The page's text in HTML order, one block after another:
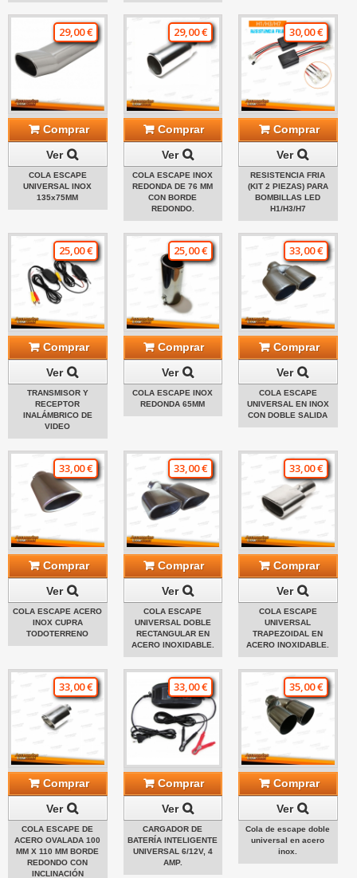
29,00 €
Comprar
Ver
COLA ESCAPE
UNIVERSAL INOX
135x75MM
29,00 €
Comprar
Ver
COLA ESCAPE INOX
REDONDA DE 76 MM
CON BORDE
REDONDO.
30,00 €
Comprar
Ver
RESISTENCIA FRIA
(KIT 2 PIEZAS) PARA
BOMBILLAS LED
H1/H3/H7
25,00 €
Comprar
Ver
TRANSMISOR Y
RECEPTOR
INALÁMBRICO DE
VIDEO
25,00 €
Comprar
Ver
COLA ESCAPE INOX
REDONDA 65MM
33,00 €
Comprar
Ver
COLA ESCAPE
UNIVERSAL EN INOX
CON DOBLE SALIDA
33,00 €
Comprar
Ver
COLA ESCAPE ACERO
INOX CUPRA
TODOTERRENO
33,00 €
Comprar
Ver
COLA ESCAPE
UNIVERSAL DOBLE
RECTANGULAR EN
ACERO INOXIDABLE.
33,00 €
Comprar
Ver
COLA ESCAPE
UNIVERSAL
TRAPEZOIDAL EN
ACERO INOXIDABLE.
33,00 €
Comprar
Ver
COLA ESCAPE DE
ACERO OVALADA 100
MM X 110 MM BORDE
REDONDO CON
INCLINACIÓN
33,00 €
Comprar
Ver
CARGADOR DE
BATERÍA INTELIGENTE
UNIVERSAL 6/12V, 4
AMP.
35,00 €
Comprar
Ver
Cola de escape doble
universal en acero
inox.